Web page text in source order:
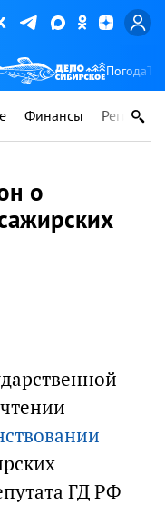
Погода
Финансы Регионы
о
ГД РФ